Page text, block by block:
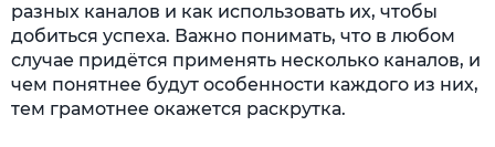
разных каналов и как использовать их, чтобы
добиться успеха. Важно понимать, что в любом
случае придётся применять несколько каналов, и
чем понятнее будут особенности каждого из них,
тем грамотнее окажется раскрутка.